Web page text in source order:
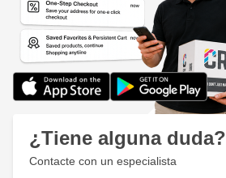
¿Tiene alguna duda?
Contacte con un especialista